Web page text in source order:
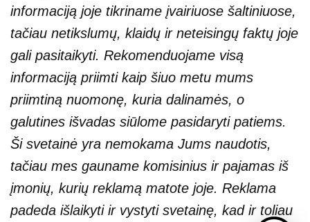
informaciją joje tikriname įvairiuose šaltiniuose,
tačiau netikslumų, klaidų ir neteisingų faktų joje
gali pasitaikyti. Rekomenduojame visą
informaciją priimti kaip šiuo metu mums
priimtiną nuomonę, kuria dalinamės, o
galutines išvadas siūlome pasidaryti patiems.
Ši svetainė yra nemokama Jums naudotis,
tačiau mes gauname komisinius ir pajamas iš
įmonių, kurių reklamą matote joje. Reklama
padeda išlaikyti ir vystyti svetainę, kad ir toliau